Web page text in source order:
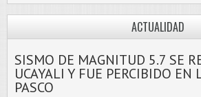
ACTUALIDAD
SISMO DE MAGNITUD 5.7 SE
UCAYALI Y FUE PERCIBIDO EN
PASCO